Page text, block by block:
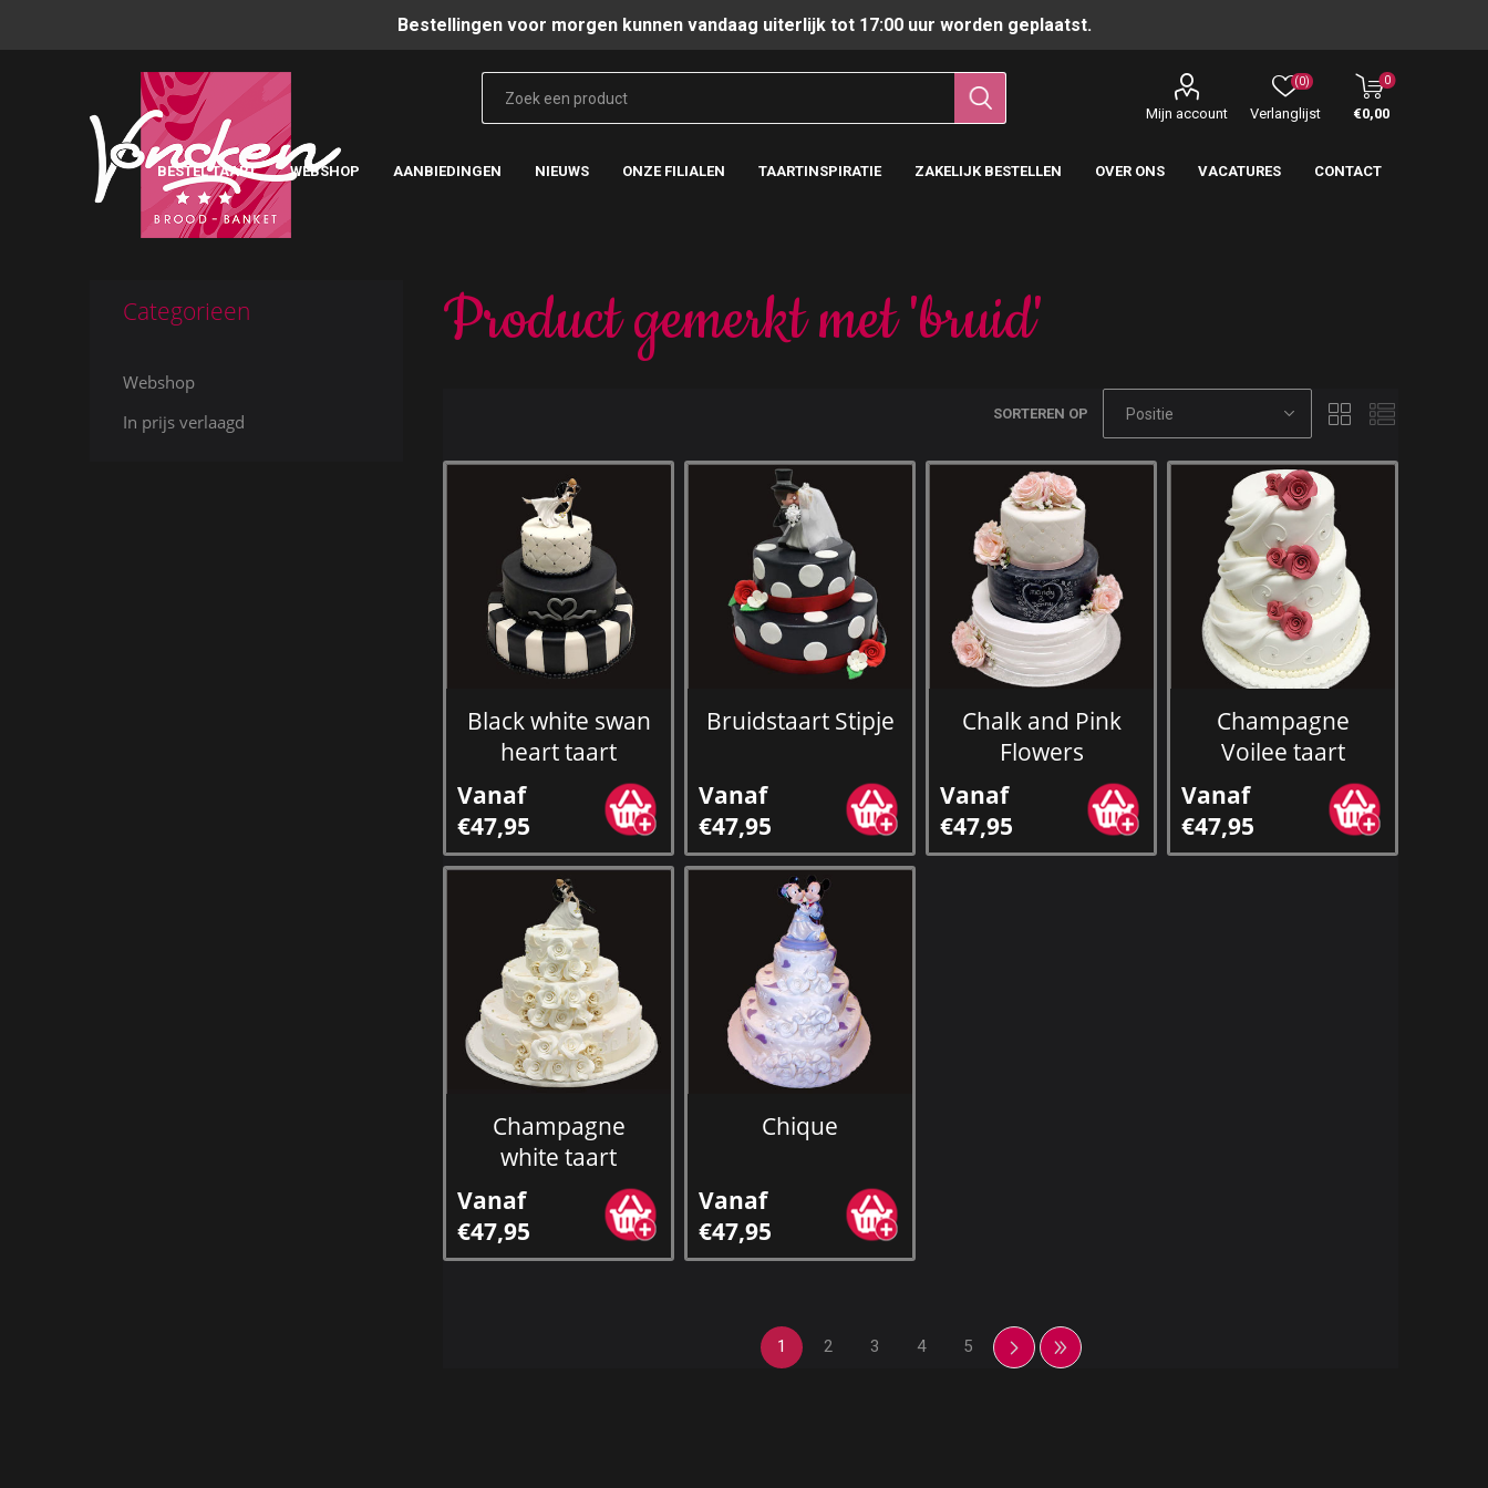
Bestellingen voor morgen kunnen vandaag uiterlijk tot 17:00 uur worden geplaatst.
Mijn account Verlanglijst
(0) 0
€0,00
BESTEL TAART WEBSHOP AANBIEDINGEN NIEUWS ONZE FILIALEN TAARTINSPIRATIE ZAKELIJK BESTELLEN OVER ONS VACATURES CONTACT
Product gemerkt met 'bruid'
SORTEREN OP
Black white swan
heart taart
Vanaf
€47,95
Bruidstaart Stipje
Vanaf
€47,95
Chalk and Pink
Flowers
Vanaf
€47,95
Champagne
Voilee taart
Vanaf
€47,95
Champagne
white taart
Vanaf
€47,95
Chique
Vanaf
€47,95
1 2 3 4 5
Categorieen
Webshop
In prijs verlaagd